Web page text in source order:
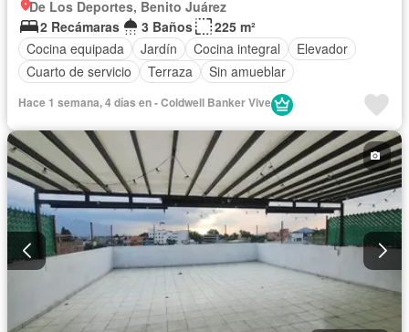
De Los Deportes, Benito Juárez
2 Recámaras
3 Baños
225 m²
Cocina equipada
Jardín Cocina integral
Elevador
Cuarto de servicio
Terraza Sin amueblar
Hace 1 semana, 4 días en - Coldwell Banker Vive